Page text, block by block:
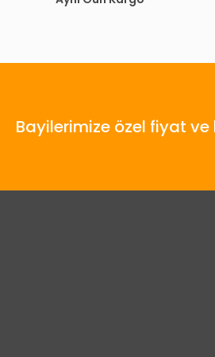
Bayilerimize özel fiyat